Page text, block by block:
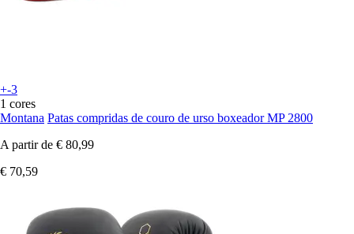
+-3
1 cores
Montana Patas compridas de couro de urso boxeador MP 2800
A partir de € 80,99
€ 70,59